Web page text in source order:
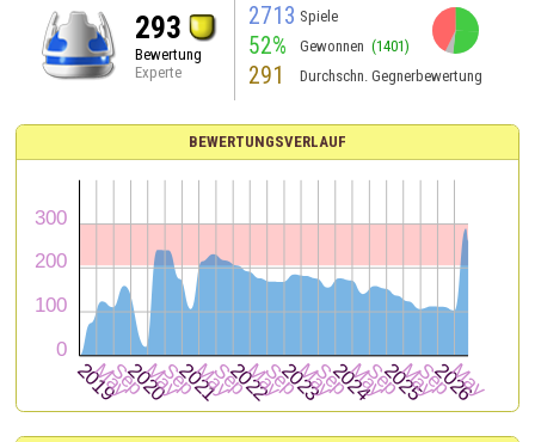
293
Bewertung
Experte
2713 Spiele
52% Gewonnen (1401)
291 Durchschn. Gegnerbewertung
BEWERTUNGSVERLAUF